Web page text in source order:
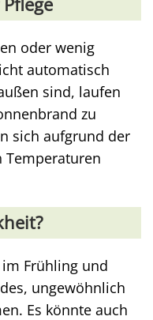
oder wenig
automatisch
sind, laufen
zu
sich aufgrund der
Temperaturen
Frühling und
ungewöhnlich
Es könnte auch